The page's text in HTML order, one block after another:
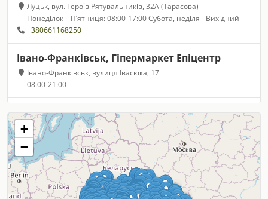
Луцьк, вул. Героїв Рятувальників, 32А (Тарасова)
Понеділок – П’ятниця: 08:00-17:00 Субота, неділя - Вихідний
+380661168250
Івано-Франківськ, Гіпермаркет Епіцентр
Івано-Франківськ, вулиця Івасюка, 17
08:00-21:00
Харків, Гіпермаркет Епіцентр
Харків, просп. Людвіга Свободи, 39
08:00-21:00
Дніпро, Гіпермаркет Епіцентр
Дніпро, вул. Нижньодніпровська, 17 (ТЦ «Караван»)
08:00-21:00
+
−